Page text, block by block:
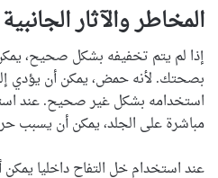
المخاطر والآثار الجانبية
إذا لم يتم تخفيفه بشكل صحيح،
بصحتك. لأنه حمض، يمكن أن يؤدي
استخدامه بشكل غير صحيح. عند
مباشرة على الجلد، يمكن أن يسبب
عند استخدام خل التفاح داخليا